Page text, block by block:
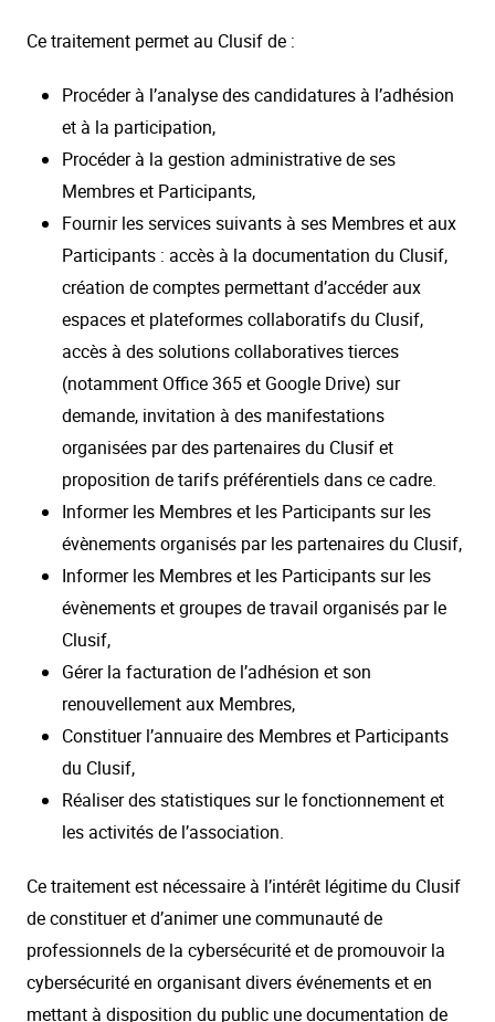
Ce traitement permet au Clusif de :
Procéder à l’analyse des candidatures à l’adhésion
et à la participation,
Procéder à la gestion administrative de ses
Membres et Participants,
Fournir les services suivants à ses Membres et aux
Participants : accès à la documentation du Clusif,
création de comptes permettant d’accéder aux
espaces et plateformes collaboratifs du Clusif,
accès à des solutions collaboratives tierces
(notamment Office 365 et Google Drive) sur
demande, invitation à des manifestations
organisées par des partenaires du Clusif et
proposition de tarifs préférentiels dans ce cadre.
Informer les Membres et les Participants sur les
évènements organisés par les partenaires du Clusif,
Informer les Membres et les Participants sur les
évènements et groupes de travail organisés par le
Clusif,
Gérer la facturation de l’adhésion et son
renouvellement aux Membres,
Constituer l’annuaire des Membres et Participants
du Clusif,
Réaliser des statistiques sur le fonctionnement et
les activités de l’association.
Ce traitement est nécessaire à l’intérêt légitime du Clusif
de constituer et d’animer une communauté de
professionnels de la cybersécurité et de promouvoir la
cybersécurité en organisant divers événements et en
mettant à disposition du public une documentation de